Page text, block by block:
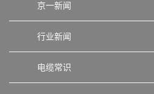
京一新闻
行业新闻
电缆常识